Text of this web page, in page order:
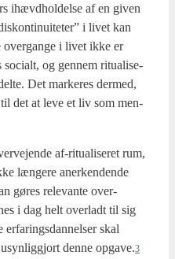
ihævd­hol­del­se af en given
i livet kan
over­gan­ge i livet ikke er
soci­alt, og gen­nem ritu­a­li­se­
Det mar­ke­res der­med,
det at leve et liv som men­
af-ritu­a­li­se­ret rum,
læn­ge­re aner­ken­den­de
gøres rele­van­te over­
i dag helt over­ladt til sig
erfa­rings­dan­nel­ser skal
den­ne opgave.3